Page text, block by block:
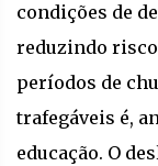
condições de
reduzindo
períodos de
trafegáveis é,
educação. O